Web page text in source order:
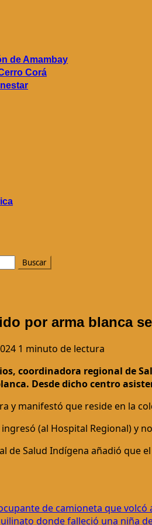
de Amambay
Corá
por arma blanca
1 minuto de lectura
coordinadora regional de
Desde dicho centro
y manifestó que reside en la
(al Hospital Regional) y
de Salud Indígena añadió que
de camioneta que
donde falleció una niña